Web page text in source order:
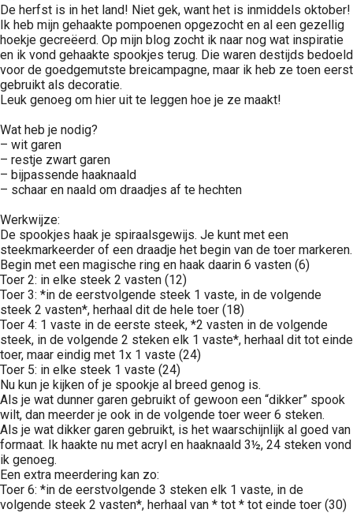
De herfst is in het land! Niet gek, want het is inmiddels oktober!
Ik heb mijn gehaakte pompoenen opgezocht en al een gezellig
hoekje gecreëerd. Op mijn blog zocht ik naar nog wat inspiratie
en ik vond gehaakte spookjes terug. Die waren destijds bedoeld
voor de goedgemutste breicampagne, maar ik heb ze toen eerst
gebruikt als decoratie.
Leuk genoeg om hier uit te leggen hoe je ze maakt!
Wat heb je nodig?
– wit garen
– restje zwart garen
– bijpassende haaknaald
– schaar en naald om draadjes af te hechten
Werkwijze:
De spookjes haak je spiraalsgewijs. Je kunt met een
steekmarkeerder of een draadje het begin van de toer markeren.
Begin met een magische ring en haak daarin 6 vasten (6)
Toer 2: in elke steek 2 vasten (12)
Toer 3: *in de eerstvolgende steek 1 vaste, in de volgende
steek 2 vasten*, herhaal dit de hele toer (18)
Toer 4: 1 vaste in de eerste steek, *2 vasten in de volgende
steek, in de volgende 2 steken elk 1 vaste*, herhaal dit tot einde
toer, maar eindig met 1x 1 vaste (24)
Toer 5: in elke steek 1 vaste (24)
Nu kun je kijken of je spookje al breed genog is.
Als je wat dunner garen gebruikt of gewoon een “dikker” spook
wilt, dan meerder je ook in de volgende toer weer 6 steken.
Als je wat dikker garen gebruikt, is het waarschijnlijk al goed van
formaat. Ik haakte nu met acryl en haaknaald 3½, 24 steken vond
ik genoeg.
Een extra meerdering kan zo:
Toer 6: *in de eerstvolgende 3 steken elk 1 vaste, in de
volgende steek 2 vasten*, herhaal van * tot * tot einde toer (30)